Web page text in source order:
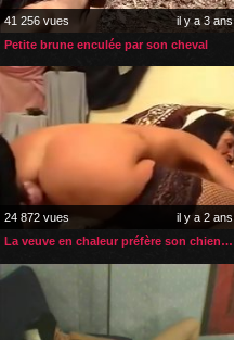
41 256 vues
il y a 3 ans
Petite brune enculée par son cheval
24 872 vues
il y a 2 ans
La veuve en chaleur préfère son chien plutôt que se remarier